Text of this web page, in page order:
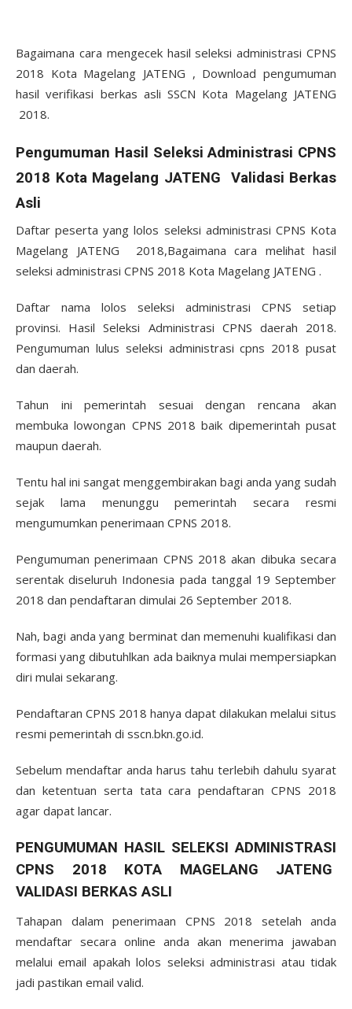
Bagaimana cara mengecek hasil seleksi administrasi CPNS
2018 Kota Magelang JATENG , Download pengumuman
hasil verifikasi berkas asli SSCN Kota Magelang JATENG
2018.
Pengumuman Hasil Seleksi Administrasi CPNS
2018 Kota Magelang JATENG Validasi Berkas
Asli
Daftar peserta yang lolos seleksi administrasi CPNS Kota
Magelang JATENG 2018,Bagaimana cara melihat hasil
seleksi administrasi CPNS 2018 Kota Magelang JATENG .
Daftar nama lolos seleksi administrasi CPNS setiap
provinsi. Hasil Seleksi Administrasi CPNS daerah 2018.
Pengumuman lulus seleksi administrasi cpns 2018 pusat
dan daerah.
Tahun ini pemerintah sesuai dengan rencana akan
membuka lowongan CPNS 2018 baik dipemerintah pusat
maupun daerah.
Tentu hal ini sangat menggembirakan bagi anda yang sudah
sejak lama menunggu pemerintah secara resmi
mengumumkan penerimaan CPNS 2018.
Pengumuman penerimaan CPNS 2018 akan dibuka secara
serentak diseluruh Indonesia pada tanggal 19 September
2018 dan pendaftaran dimulai 26 September 2018.
Nah, bagi anda yang berminat dan memenuhi kualifikasi dan
formasi yang dibutuhlkan ada baiknya mulai mempersiapkan
diri mulai sekarang.
Pendaftaran CPNS 2018 hanya dapat dilakukan melalui situs
resmi pemerintah di sscn.bkn.go.id.
Sebelum mendaftar anda harus tahu terlebih dahulu syarat
dan ketentuan serta tata cara pendaftaran CPNS 2018
agar dapat lancar.
PENGUMUMAN HASIL SELEKSI ADMINISTRASI
CPNS 2018 KOTA MAGELANG JATENG
VALIDASI BERKAS ASLI
Tahapan dalam penerimaan CPNS 2018 setelah anda
mendaftar secara online anda akan menerima jawaban
melalui email apakah lolos seleksi administrasi atau tidak
jadi pastikan email valid.